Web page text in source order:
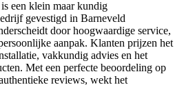
een klein maar kundig
gevestigd in Barneveld
door hoogwaardige service,
aanpak. Klanten prijzen het
vakkundig advies en het
Met een perfecte beoordeling op
reviews, wekt het